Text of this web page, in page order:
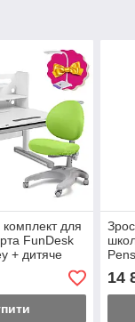
для
FunDesk
+ дитяче
Green
14